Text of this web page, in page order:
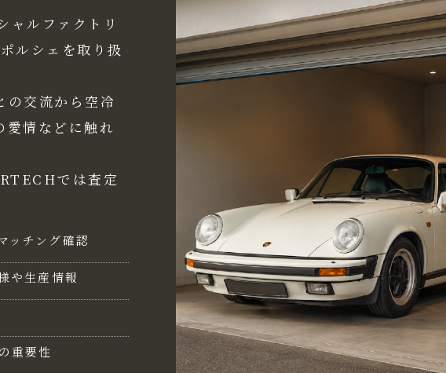
ャルファクトリ
ルシェを取り扱
の交流から空冷
愛情などに触れ
では査定
ッチング確認
や生産情報
重要性